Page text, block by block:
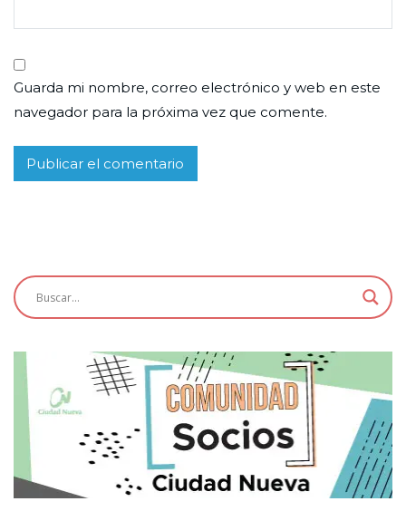
Guarda mi nombre, correo electrónico y web en este
navegador para la próxima vez que comente.